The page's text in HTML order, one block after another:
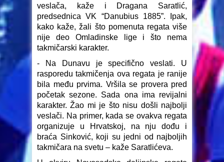
veslača, kaže i Dragana Saratlić,
predsednica VK “Danubius 1885”. Ipak,
kako kaže, žali što pomenuta regata više
nije deo Omladinske lige i što nema
takmičarski karakter.
- Na Dunavu je specifično veslati. U
rasporedu takmičenja ova regata je ranije
bila među prvima. Vršila se provera pred
početak sezone. Sada ona ima revijalni
karakter. Žao mi je što nisu došli najbolji
veslači. Na primer, kada se ovakva regata
organizuje u Hrvatskoj, na nju dođu i
braća Sinković, koji su jedni od najboljih
takmičara na svetu – kaže Saratlićeva.